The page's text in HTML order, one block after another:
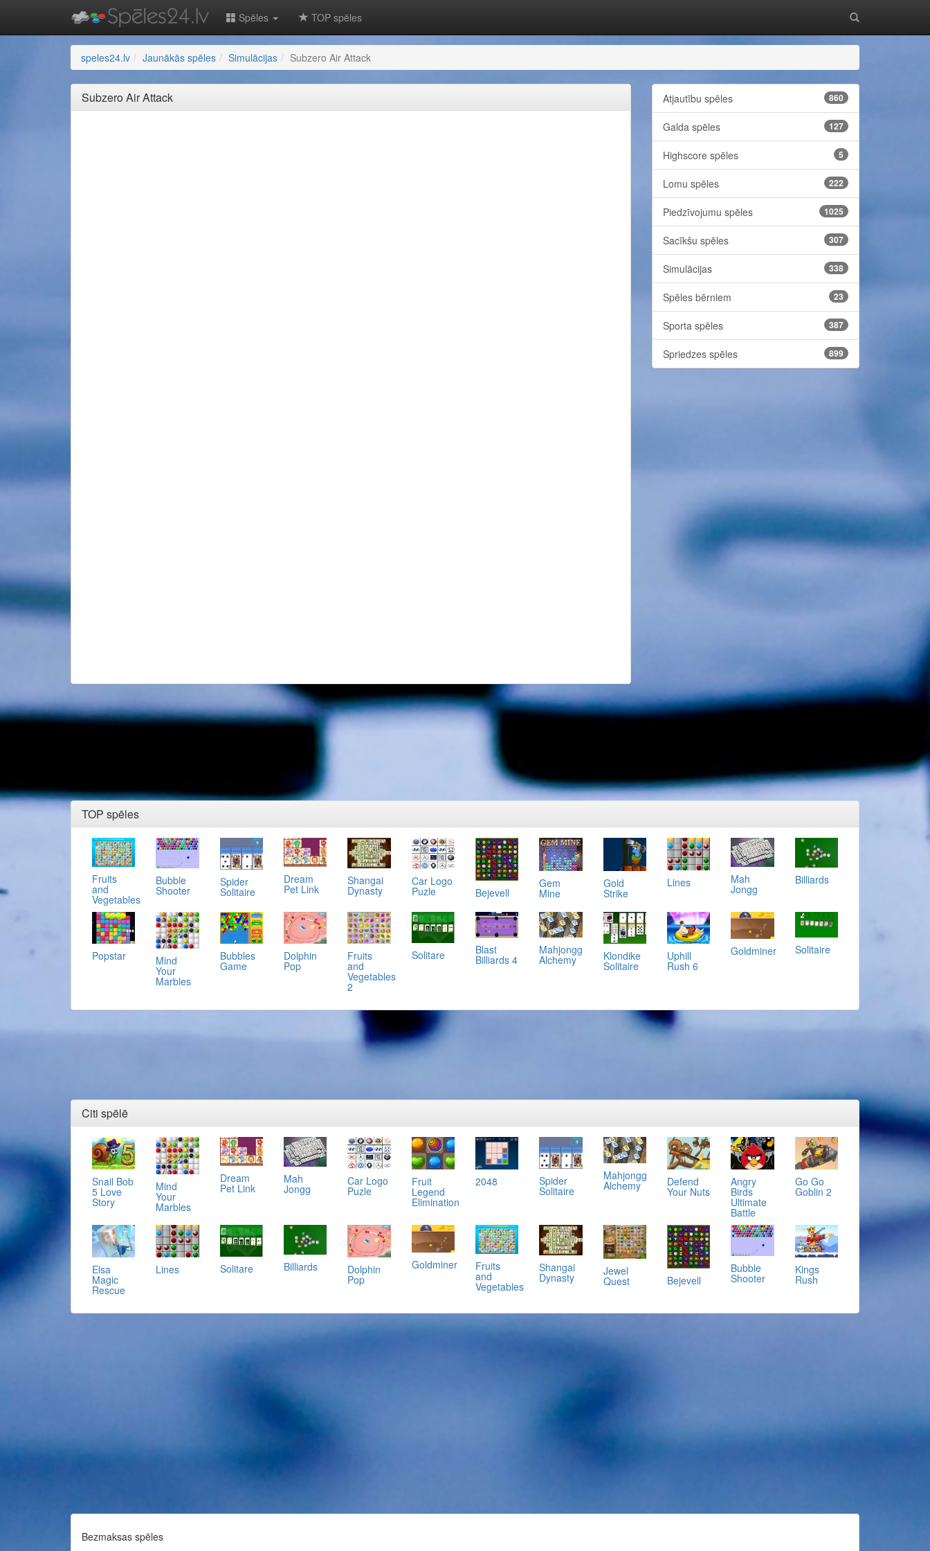
Spēles TOP spēles
speles24.lv Jaunākās spēles Simulācijas Subzero Air Attack
Subzero Air Attack Atjautību spēles 860
Galda spēles 127
Highscore spēles 5
Lomu spēles 222
Piedzīvojumu spēles 1025
Sacīkšu spēles 307
Simulācijas 338
Spēles bērniem 23
Sporta spēles 387
Spriedzes spēles 899
TOP spēles
Fruits
and
Vegetables
Bubble
Shooter
Spider
Solitaire
Dream
Pet Link
Shangai
Dynasty
Car Logo
Puzle Bejevell
Gem
Mine
Gold
Strike
Lines Mah
Jongg
Billiards
Popstar Mind
Your
Marbles
Bubbles
Game
Dolphin
Pop
Fruits
and
Vegetables
2
Solitare Blast
Billiards 4
Mahjongg
Alchemy Klondike
Solitaire
Uphill
Rush 6
Goldminer Solitaire
Citi spēlē
Snail Bob
5 Love
Story
Mind
Your
Marbles
Dream
Pet Link
Mah
Jongg
Car Logo
Puzle
Fruit
Legend
Elimination
2048 Spider
Solitaire
Mahjongg
Alchemy Defend
Your Nuts
Angry
Birds
Ultimate
Battle
Go Go
Goblin 2
Elsa
Magic
Rescue
Lines Solitare Billiards Dolphin
Pop
Goldminer Fruits
and
Vegetables
Shangai
Dynasty Jewel
Quest Bejevell
Bubble
Shooter
Kings
Rush
Bezmaksas spēles